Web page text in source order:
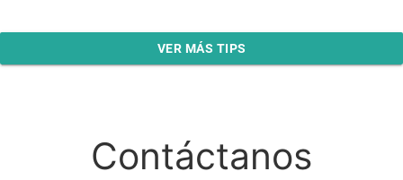
VER MÁS TIPS
Contáctanos